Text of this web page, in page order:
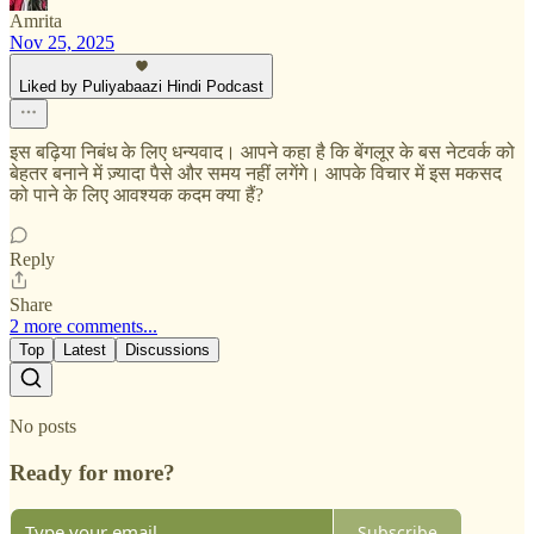
Amrita
Nov 25, 2025
Liked by Puliyabaazi Hindi Podcast
इस बढ़िया निबंध के लिए धन्यवाद। आपने कहा है कि बेंगलूर के बस नेटवर्क को
बेहतर बनाने में ज़्यादा पैसे और समय नहीं लगेंगे। आपके विचार में इस मकसद
को पाने के लिए आवश्यक कदम क्या हैं?
Reply
Share
2 more comments...
Top Latest Discussions
No posts
Ready for more?